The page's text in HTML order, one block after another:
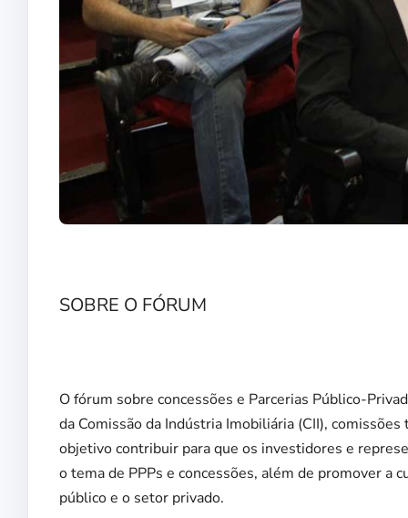
SOBRE O FÓRUM
O fórum sobre concessões e Parcerias Público-
da Comissão da Indústria Imobiliária (CII),
objetivo contribuir para que os investidores e
o tema de PPPs e concessões, além de promover
público e o setor privado.